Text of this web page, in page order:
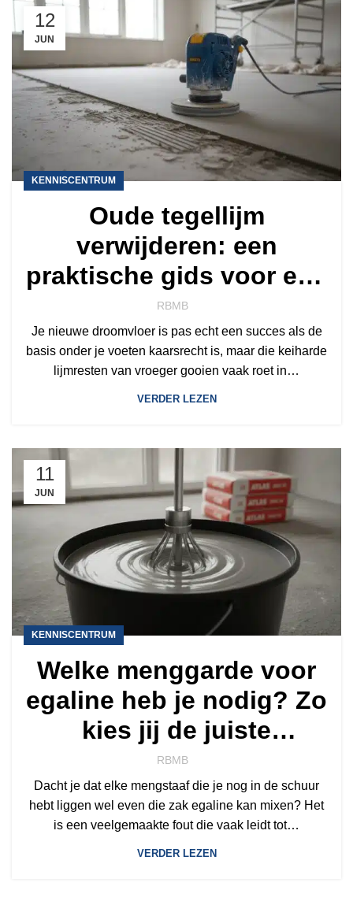
12
JUN
KENNISCENTRUM
Oude tegellijm
verwijderen: een
praktische gids voor een
strakke ondervloer
RBMB
Je nieuwe droomvloer is pas echt een succes als de
basis onder je voeten kaarsrecht is, maar die keiharde
lijmresten van vroeger gooien vaak roet in…
VERDER LEZEN
11
JUN
KENNISCENTRUM
Welke menggarde voor
egaline heb je nodig? Zo
kies jij de juiste
mengstaaf
RBMB
Dacht je dat elke mengstaaf die je nog in de schuur
hebt liggen wel even die zak egaline kan mixen? Het
is een veelgemaakte fout die vaak leidt tot…
VERDER LEZEN